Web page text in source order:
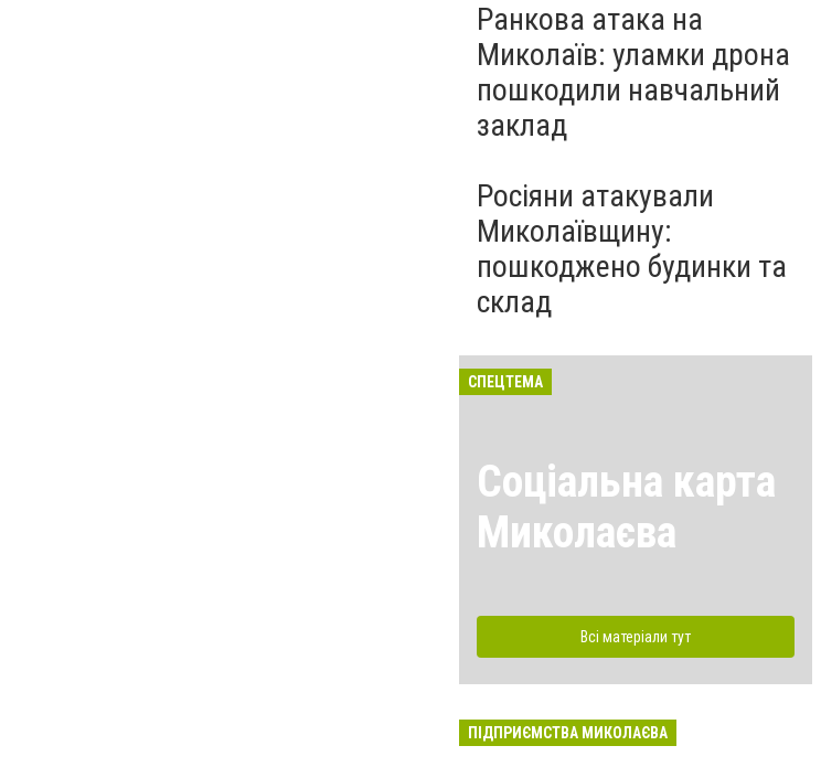
Ранкова атака на
Миколаїв: уламки дрона
пошкодили навчальний
заклад
Росіяни атакували
Миколаївщину:
пошкоджено будинки та
склад
СПЕЦТЕМА
Соціальна карта
Миколаєва
Всі матеріали тут
ПІДПРИЄМСТВА МИКОЛАЄВА